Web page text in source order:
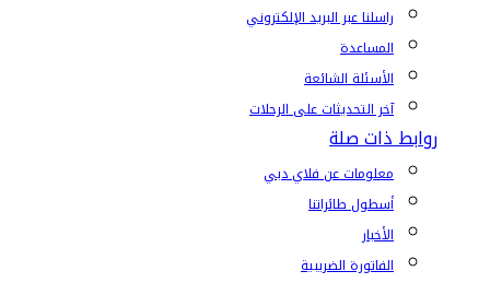
راسلنا عبر البريد الإلكتروني
المساعدة
الأسئلة الشائعة
آخر التحديثات على الرحلات
روابط ذات صلة
معلومات عن فلاي دبي
أسطول طائراتنا
الأخبار
الفاتورة الضريبية